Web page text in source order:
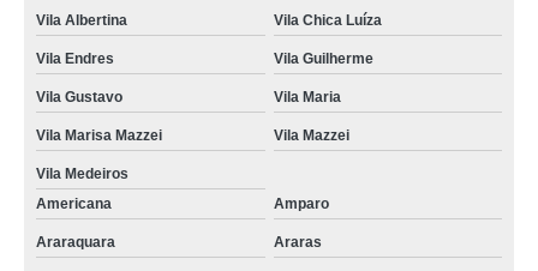
Vila Albertina Vila Chica Luíza
Vila Endres Vila Guilherme
Vila Gustavo Vila Maria
Vila Marisa Mazzei Vila Mazzei
Vila Medeiros
Americana
Amparo
Araraquara Araras